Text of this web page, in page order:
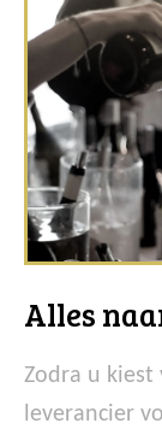
Alles
Zodra u kiest
leverancier